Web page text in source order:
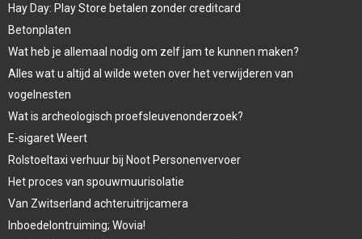
Hay Day: Play Store betalen zonder creditcard
Betonplaten
Wat heb je allemaal nodig om zelf jam te kunnen maken?
Alles wat u altijd al wilde weten over het verwijderen van
vogelnesten
Wat is archeologisch proefsleuvenonderzoek?
E-sigaret Weert
Rolstoeltaxi verhuur bij Noot Personenvervoer
Het proces van spouwmuurisolatie
Van Zwitserland achteruitrijcamera
Inboedelontruiming; Wovia!